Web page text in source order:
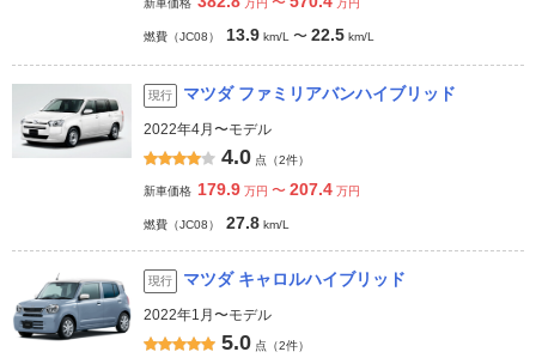
新車価格 万円 万円
燃費（JC08） 13.9 km/L 〜 22.5 km/L
現行 マツダ ファミリアバンハイブリッド
2022年4月〜モデル
4.0 点（2件）
新車価格 179.9 万円 〜 207.4 万円
燃費（JC08） 27.8 km/L
現行 マツダ キャロルハイブリッド
2022年1月〜モデル
5.0 点（2件）